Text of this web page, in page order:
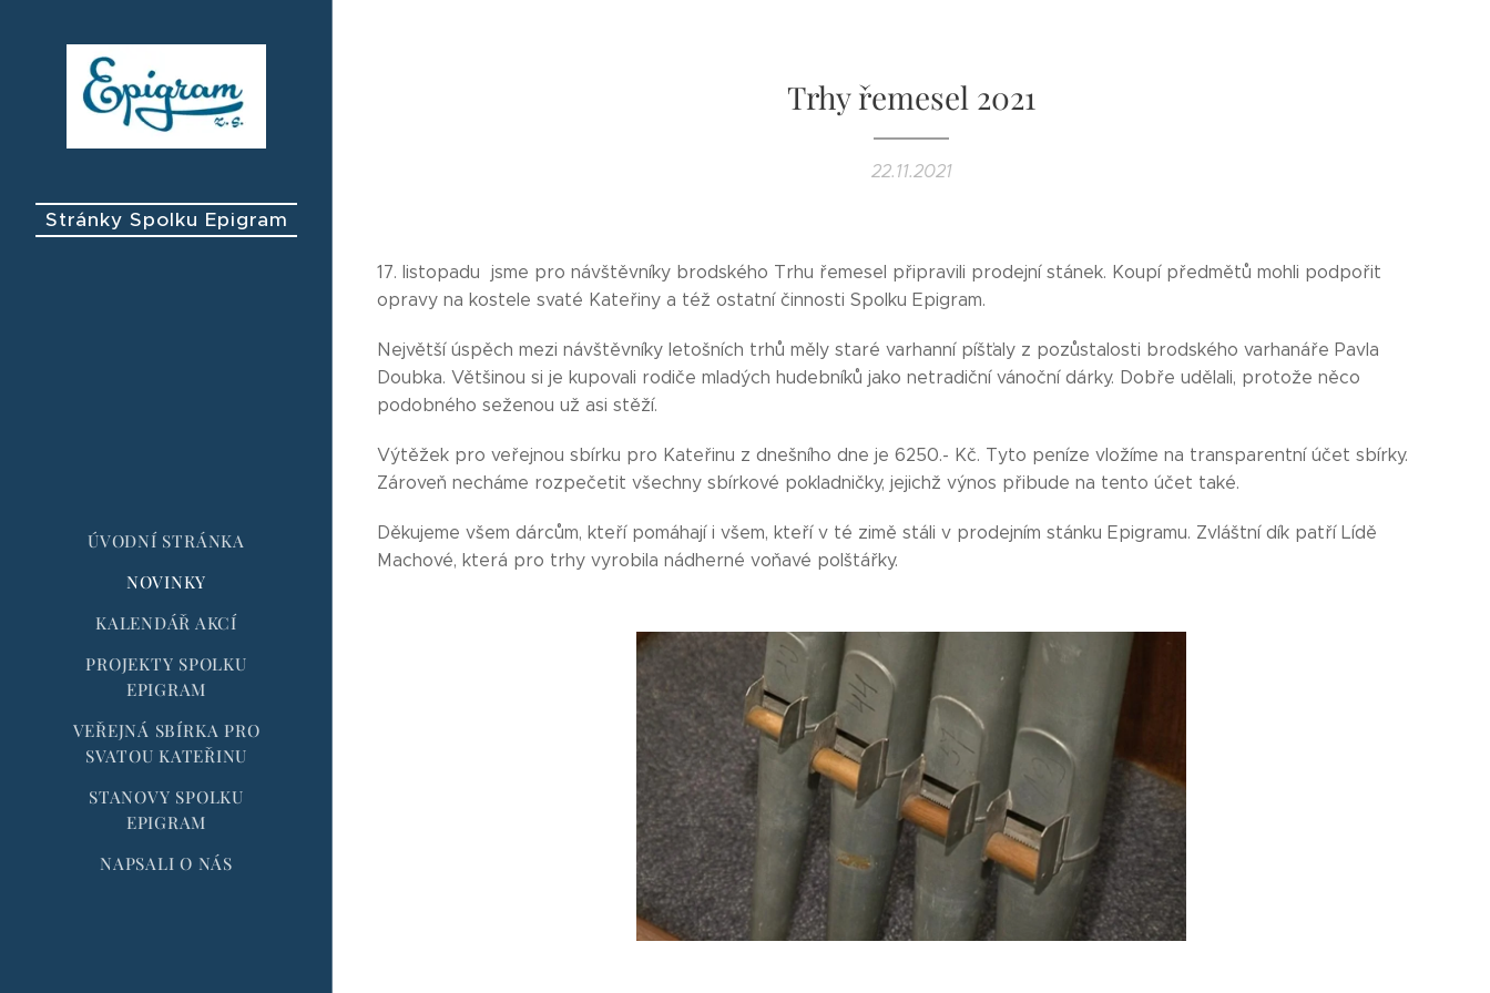
Stránky Spolku Epigram
ÚVODNÍ STRÁNKA
NOVINKY
KALENDÁŘ AKCÍ
PROJEKTY SPOLKU
EPIGRAM
VEŘEJNÁ SBÍRKA PRO
SVATOU KATEŘINU
STANOVY SPOLKU
EPIGRAM
NAPSALI O NÁS
Trhy řemesel 2021
22.11.2021
17. listopadu jsme pro návštěvníky brodského Trhu řemesel připravili prodejní stánek. Koupí předmětů mohli podpořit
opravy na kostele svaté Kateřiny a též ostatní činnosti Spolku Epigram.
Největší úspěch mezi návštěvníky letošních trhů měly staré varhanní píšťaly z pozůstalosti brodského varhanáře Pavla
Doubka. Většinou si je kupovali rodiče mladých hudebníků jako netradiční vánoční dárky. Dobře udělali, protože něco
podobného seženou už asi stěží.
Výtěžek pro veřejnou sbírku pro Kateřinu z dnešního dne je 6250.- Kč. Tyto peníze vložíme na transparentní účet sbírky.
Zároveň necháme rozpečetit všechny sbírkové pokladničky, jejichž výnos přibude na tento účet také.
Děkujeme všem dárcům, kteří pomáhají i všem, kteří v té zimě stáli v prodejním stánku Epigramu. Zvláštní dík patří Lídě
Machové, která pro trhy vyrobila nádherné voňavé polštářky.